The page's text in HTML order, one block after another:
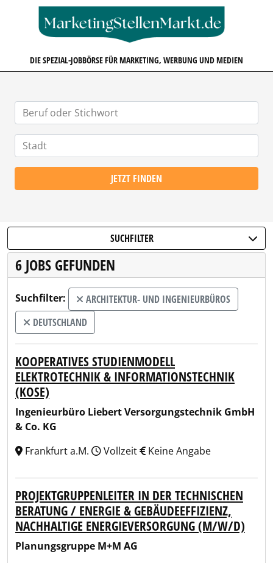
DIE SPEZIAL-JOBBÖRSE FÜR MARKETING, WERBUNG UND MEDIEN
JETZT FINDEN
SUCHFILTER
6 JOBS GEFUNDEN
Suchfilter:
ARCHITEKTUR- UND INGENIEURBÜROS
DEUTSCHLAND
KOOPERATIVES STUDIENMODELL
ELEKTROTECHNIK & INFORMATIONSTECHNIK
(KOSE)
Ingenieurbüro Liebert Versorgungstechnik GmbH
& Co. KG
Frankfurt a.M.
Vollzeit Keine Angabe
PROJEKTGRUPPENLEITER IN DER TECHNISCHEN
BERATUNG / ENERGIE & GEBÄUDEEFFIZIENZ,
NACHHALTIGE ENERGIEVERSORGUNG (M/W/D)
Planungsgruppe M+M AG